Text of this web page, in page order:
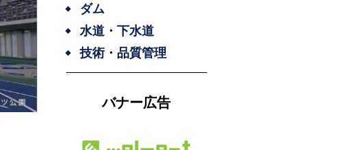
ダム
水道・下水道
技術・品質管理
バナー広告